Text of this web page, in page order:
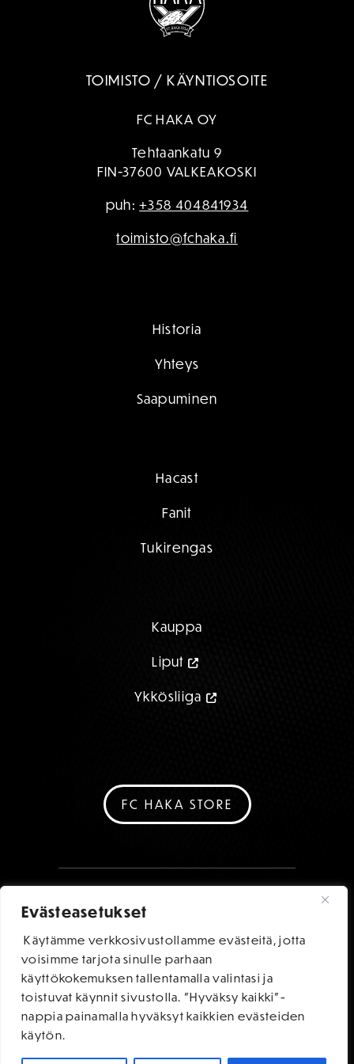
Evästeasetukset
Käytämme verkkosivustollamme evästeitä, jotta
voisimme tarjota sinulle parhaan
käyttökokemuksen tallentamalla valintasi ja
toistuvat käynnit sivustolla. "Hyväksy kaikki"-
nappia painamalla hyväksyt kaikkien evästeiden
käytön.
TOIMISTO / KÄYNTIOSOITE
FC HAKA OY
Tehtaankatu 9
FIN-37600 VALKEAKOSKI
puh:+358 404841934
toimisto@fchaka.fi
Historia
Yhteys
Saapuminen
Hacast
Fanit
Tukirengas
Kauppa
Liput
Ykkösliiga
FC HAKA STORE